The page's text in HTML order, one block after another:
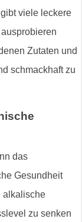
viele leckere
Zutaten und
schmackhaft zu
das
Gesundheit
alkalische
zu senken